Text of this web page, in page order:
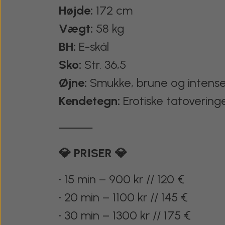
Højde: 172 cm
Vægt: 58 kg
BH: E-skål
Sko: Str. 36,5
Øjne: Smukke, brune og
Kendetegn: Erotiske
⸻
💎 PRISER 💎
• 15 min – 900 kr // 120 €
• 20 min – 1100 kr // 145 €
• 30 min – 1300 kr // 175 €